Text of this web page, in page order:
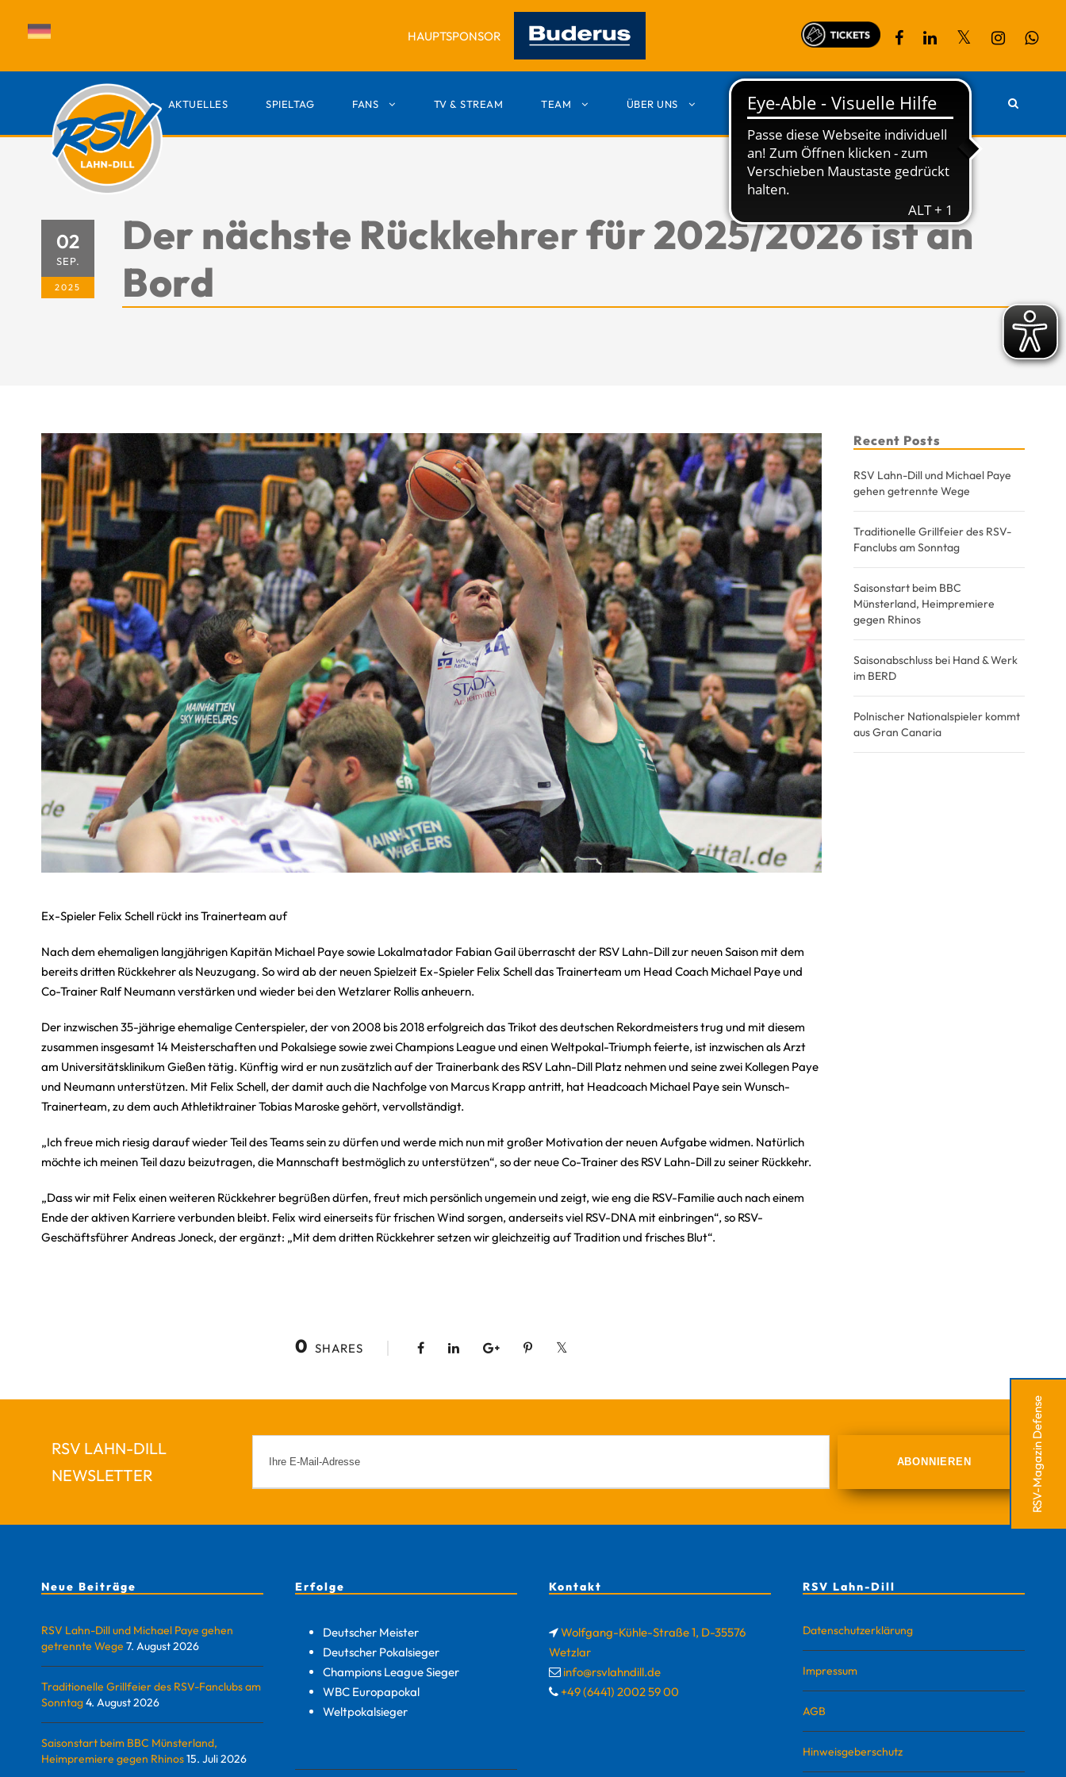
HAUPTSPONSOR
AKTUELLES SPIELTAG FANS TV & STREAM TEAM ÜBER UNS PARTNER KONTAKT
02
SEP.
2025
Der nächste Rückkehrer für 2025/2026 ist an
Bord
Ex-Spieler Felix Schell rückt ins Trainerteam auf
Nach dem ehemaligen langjährigen Kapitän Michael Paye sowie Lokalmatador Fabian Gail überrascht der RSV Lahn-Dill zur neuen Saison mit dem
bereits dritten Rückkehrer als Neuzugang. So wird ab der neuen Spielzeit Ex-Spieler Felix Schell das Trainerteam um Head Coach Michael Paye und
Co-Trainer Ralf Neumann verstärken und wieder bei den Wetzlarer Rollis anheuern.
Der inzwischen 35-jährige ehemalige Centerspieler, der von 2008 bis 2018 erfolgreich das Trikot des deutschen Rekordmeisters trug und mit diesem
zusammen insgesamt 14 Meisterschaften und Pokalsiege sowie zwei Champions League und einen Weltpokal-Triumph feierte, ist inzwischen als Arzt
am Universitätsklinikum Gießen tätig. Künftig wird er nun zusätzlich auf der Trainerbank des RSV Lahn-Dill Platz nehmen und seine zwei Kollegen Paye
und Neumann unterstützen. Mit Felix Schell, der damit auch die Nachfolge von Marcus Krapp antritt, hat Headcoach Michael Paye sein Wunsch-
Trainerteam, zu dem auch Athletiktrainer Tobias Maroske gehört, vervollständigt.
„Ich freue mich riesig darauf wieder Teil des Teams sein zu dürfen und werde mich nun mit großer Motivation der neuen Aufgabe widmen. Natürlich
möchte ich meinen Teil dazu beizutragen, die Mannschaft bestmöglich zu unterstützen“, so der neue Co-Trainer des RSV Lahn-Dill zu seiner Rückkehr.
„Dass wir mit Felix einen weiteren Rückkehrer begrüßen dürfen, freut mich persönlich ungemein und zeigt, wie eng die RSV-Familie auch nach einem
Ende der aktiven Karriere verbunden bleibt. Felix wird einerseits für frischen Wind sorgen, anderseits viel RSV-DNA mit einbringen“, so RSV-
Geschäftsführer Andreas Joneck, der ergänzt: „Mit dem dritten Rückkehrer setzen wir gleichzeitig auf Tradition und frisches Blut“.
0 SHARES
Recent Posts
RSV Lahn-Dill und Michael Paye
gehen getrennte Wege
Traditionelle Grillfeier des RSV-
Fanclubs am Sonntag
Saisonstart beim BBC
Münsterland, Heimpremiere
gegen Rhinos
Saisonabschluss bei Hand & Werk
im BERD
Polnischer Nationalspieler kommt
aus Gran Canaria
RSV LAHN-DILL
NEWSLETTER
Neue Beiträge
RSV Lahn-Dill und Michael Paye gehen
getrennte Wege 7. August 2026
Traditionelle Grillfeier des RSV-Fanclubs am
Sonntag4. August 2026
Saisonstart beim BBC Münsterland,
Heimpremiere gegen Rhinos15. Juli 2026
Erfolge
Deutscher Meister
Deutscher Pokalsieger
Champions League Sieger
WBC Europapokal
Weltpokalsieger
Kontakt
Wolfgang-Kühle-Straße 1, D-35576
Wetzlar
info@rsvlahndill.de
+49 (6441) 2002 59 00
RSV Lahn-Dill
Datenschutzerklärung
Impressum
AGB
Hinweisgeberschutz
RSV-Magazin Defense